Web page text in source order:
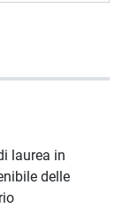
laurea in
delle